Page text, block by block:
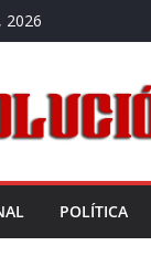
2026
POLÍTICA